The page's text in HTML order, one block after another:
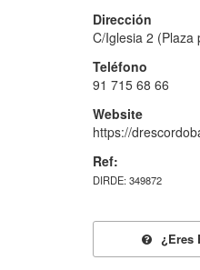
Dirección
C/Iglesia 2 (Plaza
Teléfono
91 715 68 66
Website
https://
Ref:
DIRDE: 349872
¿eres